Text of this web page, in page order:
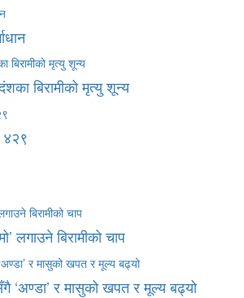
बिरामीको मृत्यु शून्य
४२९
लगाउने बिरामीको चाप
‘अण्डा’ र मासुको खपत र मूल्य बढ्यो